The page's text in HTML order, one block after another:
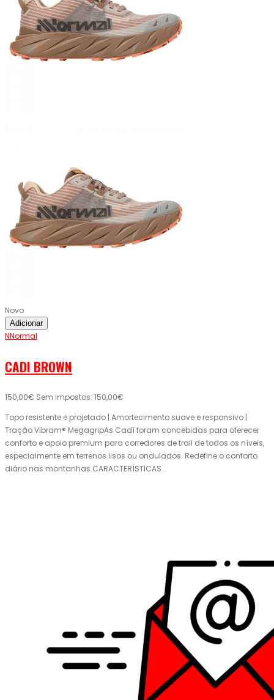
Novo
Adicionar
NNormal
CADI BROWN
150,00€ Sem impostos: 150,00€
Topo resistente e projetado | Amortecimento suave e responsivo |
Tração Vibram® MegagripAs Cadí foram concebidas para oferecer
conforto e apoio premium para corredores de trail de todos os níveis,
especialmente em terrenos lisos ou ondulados. Redefine o conforto
diário nas montanhas.CARACTERÍSTICAS ..